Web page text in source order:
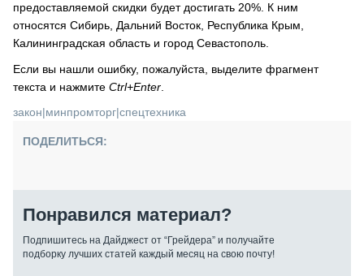
предоставляемой скидки будет достигать 20%. К ним
относятся Сибирь, Дальний Восток, Республика Крым,
Калининградская область и город Севастополь.
Если вы нашли ошибку, пожалуйста, выделите фрагмент
текста и нажмите Ctrl+Enter
закон|минпромторг|спецтехника
ПОДЕЛИТЬСЯ:
Понравился материал?
Подпишитесь на Дайджест от “Грейдера” и получайте
подборку лучших статей каждый месяц на свою почту!